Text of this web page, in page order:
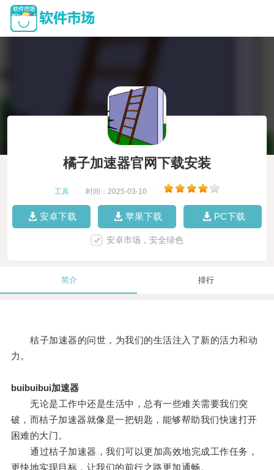
橘子加速器官网下载安装
工具 时间：2025-03-10
安卓下载 苹果下载 PC下载
安卓市场，安全绿色
简介 排行
桔子加速器的问世，为我们的生活注入了新的活力和动
力。
buibuibui加速器
无论是工作中还是生活中，总有一些难关需要我们突
破，而桔子加速器就像是一把钥匙，能够帮助我们快速打开
困难的大门。
通过桔子加速器，我们可以更加高效地完成工作任务，
更快地实现目标，让我们的前行之路更加通畅。